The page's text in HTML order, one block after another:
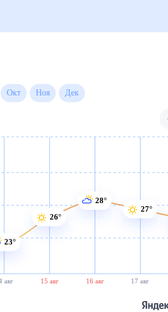
Сен Окт Ноя
авг 15 авг 16 авг 17 авг
23°
26°
28°
27°